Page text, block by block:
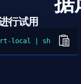
行试用
local | sh